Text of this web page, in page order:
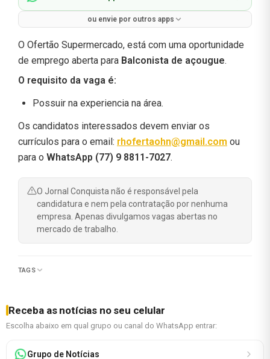
ou envie por outros apps
O Ofertão Supermercado, está com uma oportunidade
de emprego aberta para Balconista de açougue.
O requisito da vaga é:
Possuir na experiencia na área.
Os candidatos interessados devem enviar os
currículos para o email: rhofertaohn@gmail.com ou
para o WhatsApp (77) 9 8811-7027.
O Jornal Conquista não é responsável pela
candidatura e nem pela contratação por nenhuma
empresa. Apenas divulgamos vagas abertas no
mercado de trabalho.
TAGS
Receba as notícias no seu celular
Escolha abaixo em qual grupo ou canal do WhatsApp entrar:
Grupo de Notícias